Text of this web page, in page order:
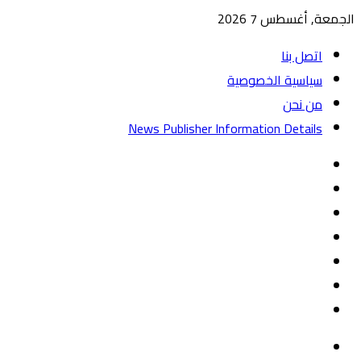
الجمعة, أغسطس 7 2026
اتصل بنا
سياسية الخصوصية
من نحن
News Publisher Information Details